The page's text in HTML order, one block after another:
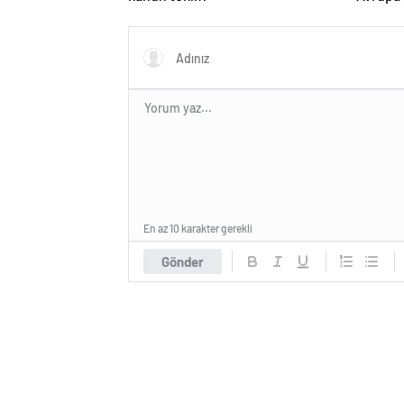
Gönder
En az 10 karakter gerekli